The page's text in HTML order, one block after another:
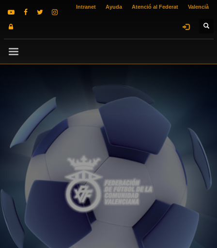
Intranet Ayuda Atenció al Federat Valencià